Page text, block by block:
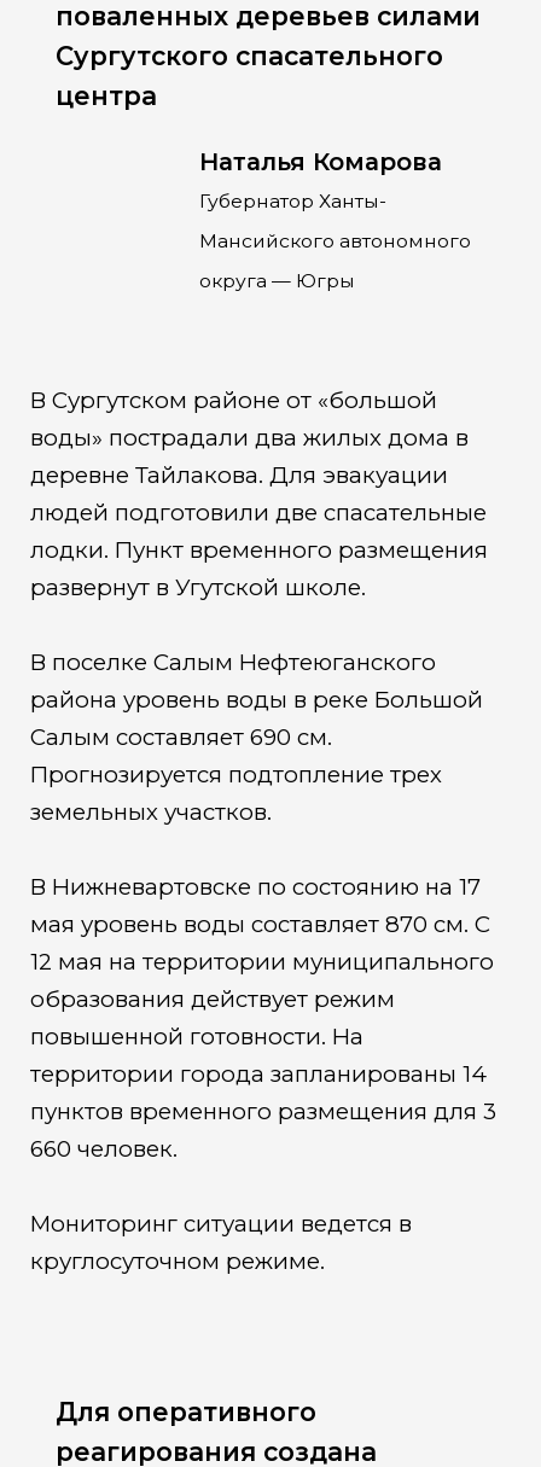
поваленных деревьев силами
Сургутского спасательного
центра
Наталья Комарова
Губернатор Ханты-
Мансийского автономного
округа — Югры
В Сургутском районе от «большой
воды» пострадали два жилых дома в
деревне Тайлакова. Для эвакуации
людей подготовили две спасательные
лодки. Пункт временного размещения
развернут в Угутской школе.
В поселке Салым Нефтеюганского
района уровень воды в реке Большой
Салым составляет 690 см.
Прогнозируется подтопление трех
земельных участков.
В Нижневартовске по состоянию на 17
мая уровень воды составляет 870 см. С
12 мая на территории муниципального
образования действует режим
повышенной готовности. На
территории города запланированы 14
пунктов временного размещения для 3
660 человек.
Мониторинг ситуации ведется в
круглосуточном режиме.
Для оперативного
реагирования создана